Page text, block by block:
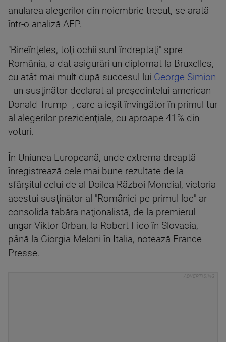
anularea alegerilor din noiembrie trecut, se arată
într-o analiză AFP.
"Bineînţeles, toţi ochii sunt îndreptaţi" spre
România, a dat asigurări un diplomat la Bruxelles,
cu atât mai mult după succesul lui George Simion
- un susţinător declarat al preşedintelui american
Donald Trump -, care a ieşit învingător în primul tur
al alegerilor prezidenţiale, cu aproape 41% din
voturi.
În Uniunea Europeană, unde extrema dreaptă
înregistrează cele mai bune rezultate de la
sfârşitul celui de-al Doilea Război Mondial, victoria
acestui susţinător al "României pe primul loc" ar
consolida tabăra naţionalistă, de la premierul
ungar Viktor Orban, la Robert Fico în Slovacia,
până la Giorgia Meloni în Italia, notează France
Presse.